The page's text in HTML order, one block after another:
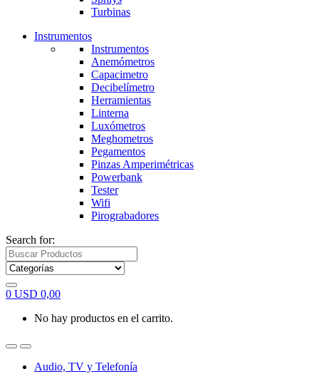
Turbinas
Instrumentos
Instrumentos
Anemómetros
Capacimetro
Decibelímetro
Herramientas
Linterna
Luxómetros
Meghometros
Pegamentos
Pinzas Amperimétricas
Powerbank
Tester
Wifi
Pirograbadores
Search for:
0 USD 0,00
No hay productos en el carrito.
Audio, TV y Telefonía